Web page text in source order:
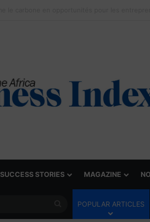
SUCCESS STORIES MAGAZINE
Rechercher
POPULAR ARTICLES